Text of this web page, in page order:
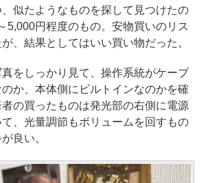
似たようなものを探して見つけたの
5,000円程度のもの。安物買いのリス
、結果としてはいい買い物だった。
をしっかり見て、操作系統がケーブ
か、本体側にビルトインなのかを確
の買ったものは発光部の右側に電源
、光量調節もボリュームを回すもの
良い。